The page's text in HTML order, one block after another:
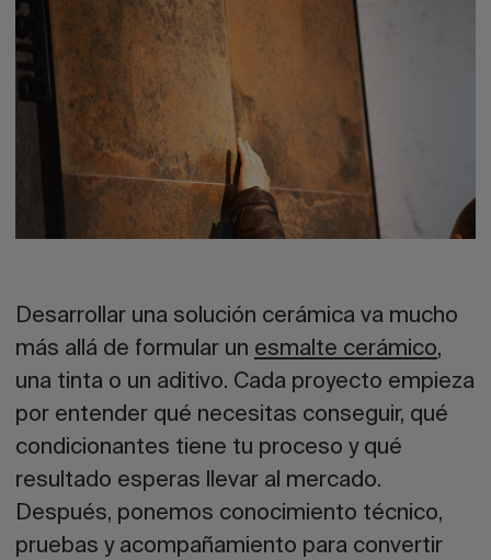
Desarrollar una solución cerámica va mucho
más allá de formular un esmalte cerámico,
una tinta o un aditivo. Cada proyecto empieza
por entender qué necesitas conseguir, qué
condicionantes tiene tu proceso y qué
resultado esperas llevar al mercado.
Después, ponemos conocimiento técnico,
pruebas y acompañamiento para convertir